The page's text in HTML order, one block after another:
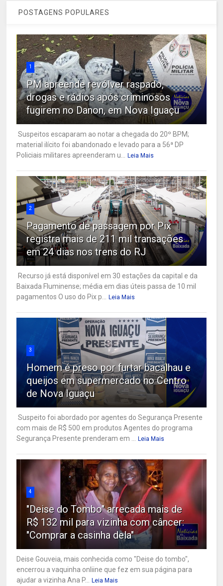
POSTAGENS POPULARES
1
PM apreende revólver raspado,
drogas e rádios após criminosos
fugirem no Danon, em Nova Iguaçu
Suspeitos escaparam ao notar a chegada do 20º BPM;
material ilícito foi abandonado e levado para a 56ª DP
Policiais militares apreenderam u... Leia Mais
2
Pagamento de passagem por Pix
registra mais de 211 mil transações
em 24 dias nos trens do RJ
Recurso já está disponível em 30 estações da capital e da
Baixada Fluminense; média em dias úteis passa de 10 mil
pagamentos O uso do Pix p... Leia Mais
3
Homem é preso por furtar bacalhau e
queijos em supermercado no Centro
de Nova Iguaçu
Suspeito foi abordado por agentes do Segurança Presente
com mais de R$ 500 em produtos Agentes do programa
Segurança Presente prenderam em ... Leia Mais
4
"Deise do Tombo" arrecada mais de
R$ 132 mil para vizinha com câncer:
"Comprar a casinha dela"
Deise Gouveia, mais conhecida como "Deise do tombo",
encerrou a vaquinha onliine que fez em sua página para
ajudar a vizinha Ana P... Leia Mais